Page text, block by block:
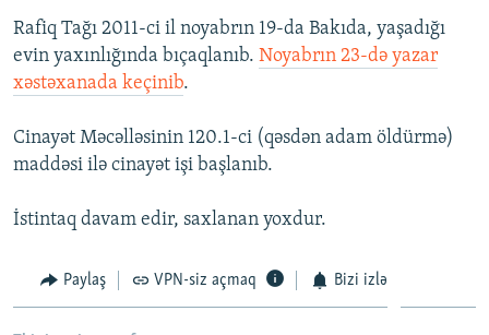
BIZIMLƏ ƏLAQƏ
XƏBƏR BÜLLETENLƏRIMIZ
Rafiq Tağı 2011-ci il noyabrın 19-da Bakıda, yaşadığı
evin yaxınlığında bıçaqlanıb. Noyabrın 23-də yazar
xəstəxanada keçinib.
Cinayət Məcəlləsinin 120.1-ci (qəsdən adam öldürmə)
maddəsi ilə cinayət işi başlanıb.
İstintaq davam edir, saxlanan yoxdur.
Paylaş VPN-siz açmaq Bizi izlə